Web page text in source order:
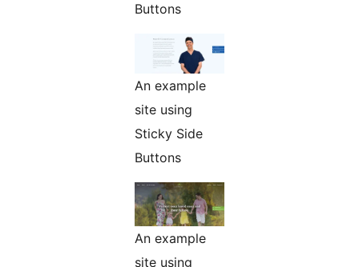
Buttons
An example
site using
Sticky Side
Buttons
An example
site using